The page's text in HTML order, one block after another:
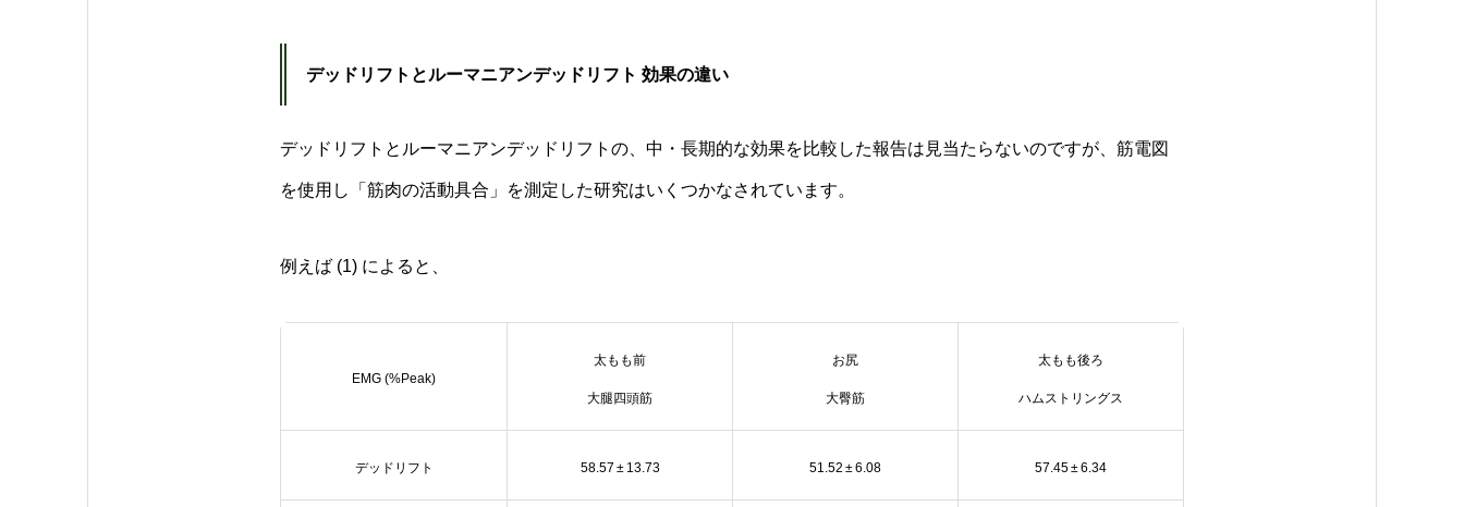
デッドリフトとルーマニアンデッドリフト 効果の違い
デッドリフトとルーマニアンデッドリフトの、中・長期的な効果を比較した報告は見当たらないのですが、筋電図
を使用し「筋肉の活動具合」を測定した研究はいくつかなされています。
例えば (1) によると、
EMG (%Peak)
太もも前
大腿四頭筋
お尻
大臀筋
太もも後ろ
ハムストリングス
デッドリフト 58.57 ± 13.73 51.52 ± 6.08 57.45 ± 6.34